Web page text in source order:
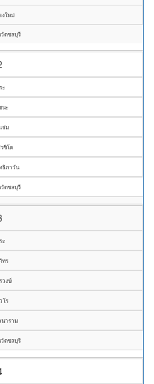
งใหม่
ดชลบุรี
ะ
นะ
จ่ม
ชิโต
ธิภาวัน
ดชลบุรี
ะ
ทร
วงษ์
โร
นาราม
ดชลบุรี